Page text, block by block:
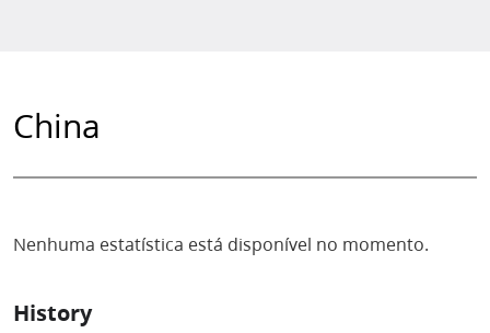
China
Nenhuma estatística está disponível no momento.
History